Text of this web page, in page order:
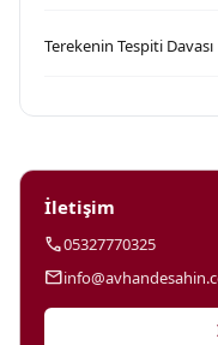
Terekenin Tespiti Davası
İletişim
call05327770325
mail